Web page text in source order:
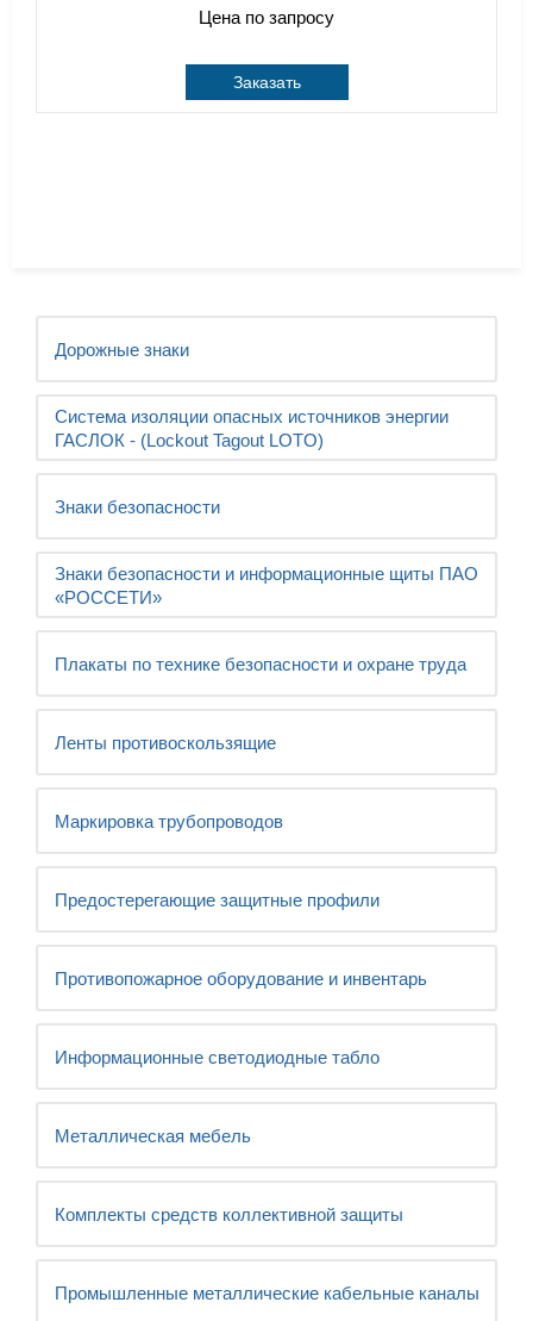
Дорожные знаки
Система изоляции опасных источников энергии
ГАСЛОК - (Lockout Tagout LOTO)
Знаки безопасности
Знаки безопасности и информационные щиты ПАО
«РОССЕТИ»
Плакаты по технике безопасности и охране труда
Ленты противоскользящие
Маркировка трубопроводов
Предостерегающие защитные профили
Противопожарное оборудование и инвентарь
Информационные светодиодные табло
Металлическая мебель
Комплекты средств коллективной защиты
Промышленные металлические кабельные каналы
Цена по запросу
Заказать